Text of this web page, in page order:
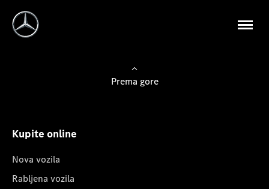
Prema gore
Kupite online
Nova vozila
Rabljena vozila